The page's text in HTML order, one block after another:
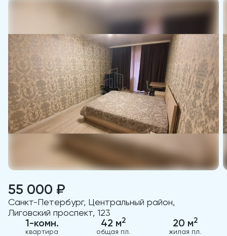
55 000 ₽
Санкт-Петербург, Центральный район,
Лиговский проспект, 123
1-комн.
квартира
42 м2
общая пл.
20 м2
жилая пл.